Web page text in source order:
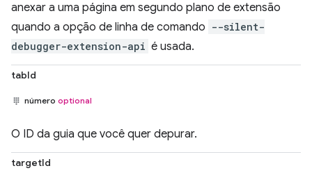
anexar a uma página em segundo plano de extensão
quando a opção de linha de comando --silent-
debugger-extension-api é usada.
tabId
número optional
O ID da guia que você quer depurar.
targetId